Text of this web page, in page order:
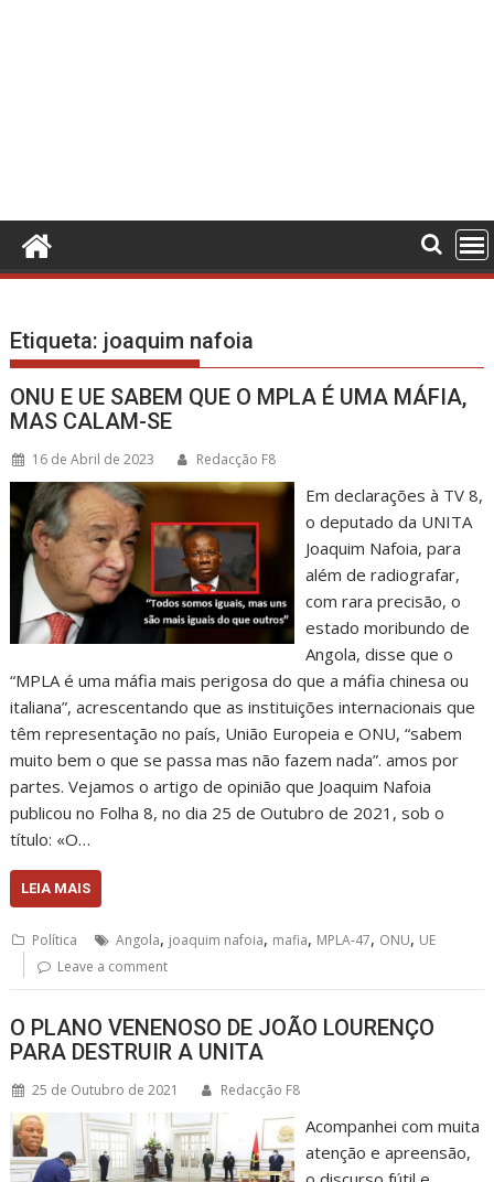
Etiqueta: joaquim nafoia
ONU E UE SABEM QUE O MPLA É UMA MÁFIA,
MAS CALAM-SE
16 de Abril de 2023 Redacção F8
Em declarações à TV 8,
o deputado da UNITA
Joaquim Nafoia, para
além de radiografar,
com rara precisão, o
estado moribundo de
Angola, disse que o
“MPLA é uma máfia mais perigosa do que a máfia chinesa ou
italiana”, acrescentando que as instituições internacionais que
têm representação no país, União Europeia e ONU, “sabem
muito bem o que se passa mas não fazem nada”. amos por
partes. Vejamos o artigo de opinião que Joaquim Nafoia
publicou no Folha 8, no dia 25 de Outubro de 2021, sob o
título: «O…
LEIA MAIS
Política Angola, joaquim nafoia, mafia, MPLA-47, ONU, UE
Leave a comment
O PLANO VENENOSO DE JOÃO LOURENÇO
PARA DESTRUIR A UNITA
25 de Outubro de 2021 Redacção F8
Acompanhei com muita
atenção e apreensão,